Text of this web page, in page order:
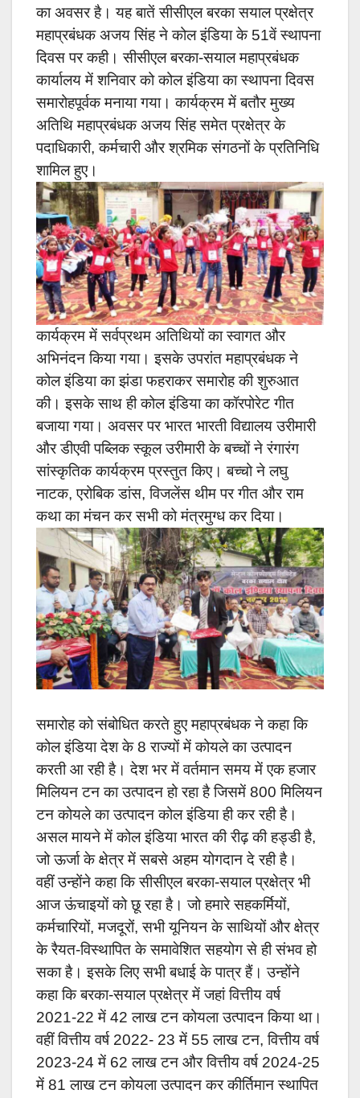
का अवसर है। यह बातें सीसीएल बरका सयाल प्रक्षेत्र
महाप्रबंधक अजय सिंह ने कोल इंडिया के 51वें स्थापना
दिवस पर कही।सीसीएल बरका-सयाल महाप्रबंधक
कार्यालय में शनिवार को कोल इंडिया का स्थापना दिवस
समारोहपूर्वक मनाया गया। कार्यक्रम में बतौर मुख्य
अतिथि महाप्रबंधक अजय सिंह समेत प्रक्षेत्र के
पदाधिकारी, कर्मचारी और श्रमिक संगठनों के प्रतिनिधि
शामिल हुए।
कार्यक्रम में सर्वप्रथम अतिथियों का स्वागत और
अभिनंदन किया गया। इसके उपरांत महाप्रबंधक ने
कोल इंडिया का झंडा फहराकर समारोह की शुरुआत
की। इसके साथ ही कोल इंडिया का कॉरपोरेट गीत
बजाया गया। अवसर पर भारत भारती विद्यालय उरीमारी
और डीएवी पब्लिक स्कूल उरीमारी के बच्चों ने रंगारंग
सांस्कृतिक कार्यक्रम प्रस्तुत किए। बच्चो ने लघु
नाटक, एरोबिक डांस, विजलेंस थीम पर गीत और राम
कथा का मंचन कर सभी को मंत्रमुग्ध कर दिया।
समारोह को संबोधित करते हुए महाप्रबंधक ने कहा कि
कोल इंडिया देश के 8 राज्यों में कोयले का उत्पादन
करती आ रही है। देश भर में वर्तमान समय में एक हजार
मिलियन टन का उत्पादन हो रहा है जिसमें 800 मिलियन
टन कोयले का उत्पादन कोल इंडिया ही कर रही है।
असल मायने में कोल इंडिया भारत की रीढ़ की हड्डी है,
जो ऊर्जा के क्षेत्र में सबसे अहम योगदान दे रही है।
वहीं उन्होंने कहा कि सीसीएल बरका-सयाल प्रक्षेत्र भी
आज ऊंचाइयों को छू रहा है। जो हमारे सहकर्मियों,
कर्मचारियों, मजदूरों, सभी यूनियन के साथियों और क्षेत्र
के रैयत-विस्थापित के समावेशित सहयोग से ही संभव हो
सका है। इसके लिए सभी बधाई के पात्र हैं। उन्होंने
कहा कि बरका-सयाल प्रक्षेत्र में जहां वित्तीय वर्ष
2021-22 में 42 लाख टन कोयला उत्पादन किया था।
वहीं वित्तीय वर्ष 2022- 23 में 55 लाख टन, वित्तीय वर्ष
2023-24 में 62 लाख टन और वित्तीय वर्ष 2024-25
में 81 लाख टन कोयला उत्पादन कर कीर्तिमान स्थापित